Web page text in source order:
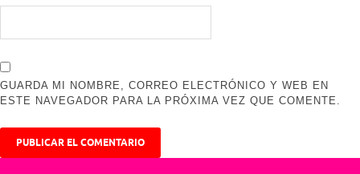
GUARDA MI NOMBRE, CORREO ELECTRÓNICO Y WEB EN
ESTE NAVEGADOR PARA LA PRÓXIMA VEZ QUE COMENTE.